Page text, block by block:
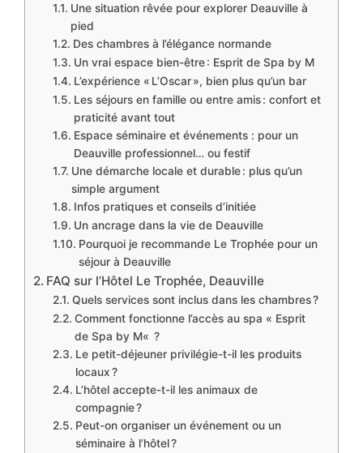
Une situation rêvée pour explorer Deauville à
pied
Des chambres à l’élégance normande
Un vrai espace bien-être : Esprit de Spa by M
L’expérience « L’Oscar », bien plus qu’un bar
Les séjours en famille ou entre amis : confort et
praticité avant tout
Espace séminaire et événements : pour un
Deauville professionnel… ou festif
Une démarche locale et durable : plus qu’un
simple argument
Infos pratiques et conseils d’initiée
Un ancrage dans la vie de Deauville
Pourquoi je recommande Le Trophée pour un
séjour à Deauville
FAQ sur l’Hôtel Le Trophée, Deauville
Quels services sont inclus dans les chambres ?
Comment fonctionne l’accès au spa « Esprit
de Spa by M« ?
Le petit-déjeuner privilégie-t-il les produits
locaux ?
L’hôtel accepte-t-il les animaux de
compagnie ?
Peut-on organiser un événement ou un
séminaire à l’hôtel ?